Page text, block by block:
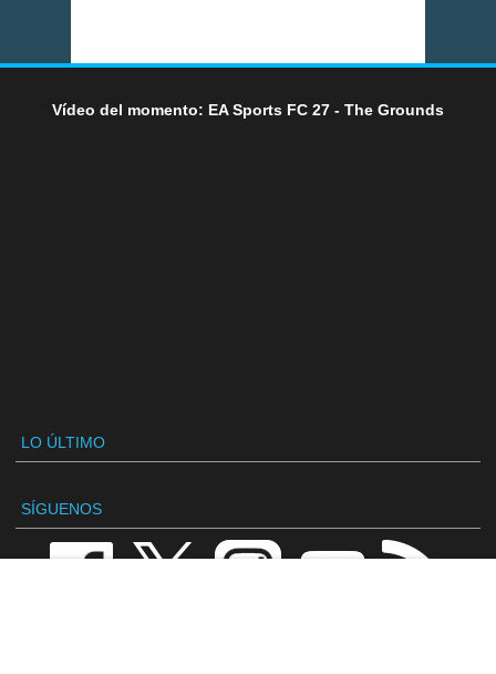
Vídeo del momento: EA Sports FC 27 - The Grounds
LO ÚLTIMO
SÍGUENOS